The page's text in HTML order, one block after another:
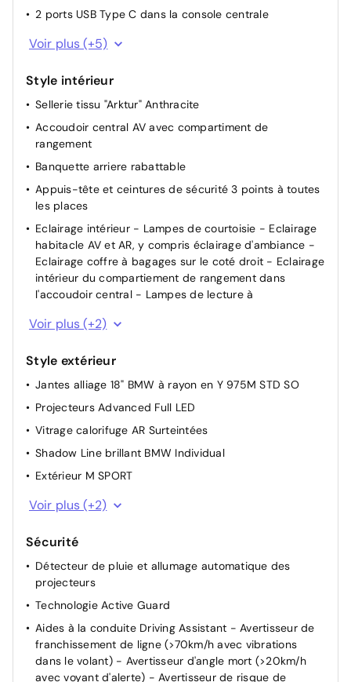
Chauffage de siège conducteur/passager
Démarrage sans clé via le bouton Start/Stop
BMW "My Modes" (Personal/ Efficient/ Sport)
Assistant feux de route
Projecteur à LED adaptatif
Volant réglable en hauteur et en profondeur
Boîte de vitesses automatique à double embrayage
DKG7 à 7 rapports
Moteur TwinPower Turbo diesel 4 cylindres -
Turbocompresseur - Technologie BMW High Precision
Injection - Filtre à particule et catalyseur à oxydation -
Réduction catalytique via injection d'AdBlue (SCR)
Mild-Hybrid 48V
2 ports USB Type C dans la console centrale
Connectivité Bluetooth
BMW Operating System 9 avec nav
Système Hi-Fi 6 HP
Tuner DAB
Voir plus (+5)
Style intérieur
Sellerie tissu "Arktur" Anthracite
Accoudoir central AV avec compartiment de
rangement
Banquette arriere rabattable
Appuis-tête et ceintures de sécurité 3 points à toutes
les places
Eclairage intérieur - Lampes de courtoisie - Eclairage
habitacle AV et AR, y compris éclairage d'ambiance -
Eclairage coffre à bagages sur le coté droit - Eclairage
intérieur du compartiement de rangement dans
l'accoudoir central - Lampes de lecture à
Inserts déco. Illuminated alu graphite
multifonctions
Voir plus (+2)
Style extérieur
Jantes alliage 18" BMW à rayon en Y 975M STD SO
Projecteurs Advanced Full LED
Vitrage calorifuge AR Surteintées
Shadow Line brillant BMW Individual
Extérieur M SPORT
Eclairage de bienvenue autour du véhicule
pare-chocs et de toit) couleur carrosserie
Voir plus (+2)
Sécurité
Détecteur de pluie et allumage automatique des
projecteurs
Technologie Active Guard
Aides à la conduite Driving Assistant - Avertisseur de
franchissement de ligne (>70km/h avec vibrations
dans le volant) - Avertisseur d'angle mort (>20km/h
avec voyant d'alerte) - Avertisseur de risque de